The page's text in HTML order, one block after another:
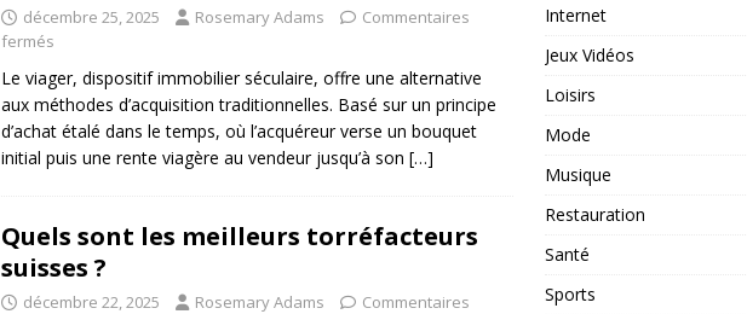
décembre 25, 2025 Rosemary Adams
Commentaires
fermés
Le viager, dispositif immobilier séculaire, offre une alternative
aux méthodes d’acquisition traditionnelles. Basé sur un principe
d’achat étalé dans le temps, où l’acquéreur verse un bouquet
initial puis une rente viagère au vendeur jusqu’à son […]
Quels sont les meilleurs torréfacteurs
suisses ?
décembre 22, 2025 Rosemary Adams
Commentaires
Internet
Jeux Vidéos
Loisirs
Mode
Musique
Restauration
Santé
Sports